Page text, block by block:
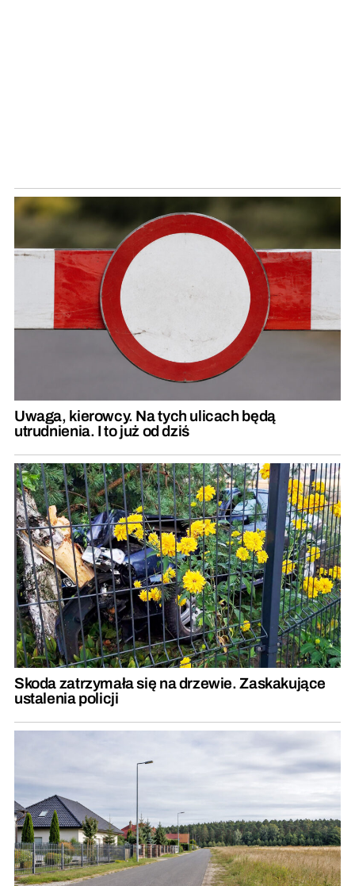
Uwaga, kierowcy. Na tych ulicach będą
utrudnienia. I to już od dziś
Skoda zatrzymała się na drzewie. Zaskakujące
ustalenia policji